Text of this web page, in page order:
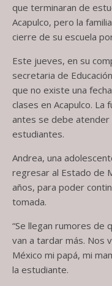
que terminaran de
Acapulco, pero la
cierre de su escuela
Este jueves, en su
secretaria de
que no existe una
clases en Acapulco. La
antes se debe atender
estudiantes.
Andrea, una
regresar al Estado de
años, para poder
tomada.
“Se llegan rumores de
van a tardar más. Nos
México mi papá, mi
la estudiante.